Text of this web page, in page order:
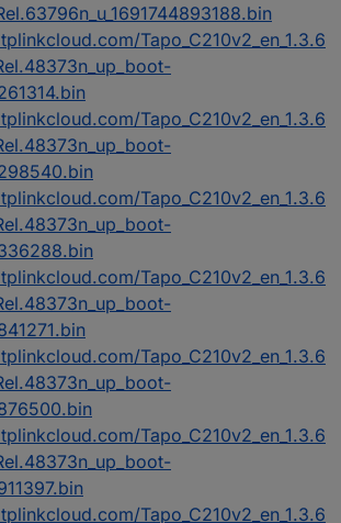
Tapo_C210v2_en_1.3.6
Tapo_C210v2_en_1.3.6
Tapo_C210v2_en_1.3.6
Tapo_C210v2_en_1.3.6
Tapo_C210v2_en_1.3.6
Tapo_C210v2_en_1.3.6
Tapo_C210v2_en_1.3.6